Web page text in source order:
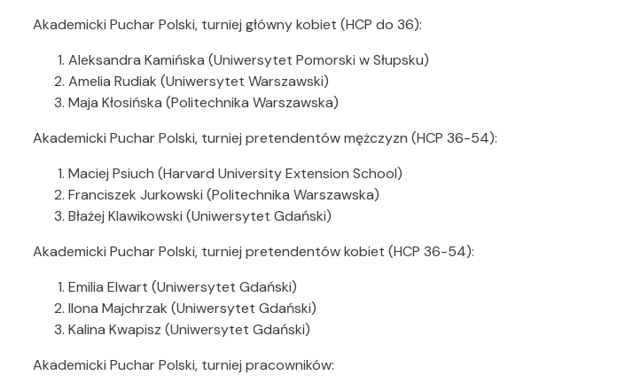
Akademicki Puchar Polski, turniej główny kobiet (HCP do 36):
Aleksandra Kamińska (Uniwersytet Pomorski w Słupsku)
Amelia Rudiak (Uniwersytet Warszawski)
Maja Kłosińska (Politechnika Warszawska)
Akademicki Puchar Polski, turniej pretendentów mężczyzn (HCP 36-54):
Maciej Psiuch (Harvard University Extension School)
Franciszek Jurkowski (Politechnika Warszawska)
Błażej Klawikowski (Uniwersytet Gdański)
Akademicki Puchar Polski, turniej pretendentów kobiet (HCP 36-54):
Emilia Elwart (Uniwersytet Gdański)
Ilona Majchrzak (Uniwersytet Gdański)
Kalina Kwapisz (Uniwersytet Gdański)
Akademicki Puchar Polski, turniej pracowników: